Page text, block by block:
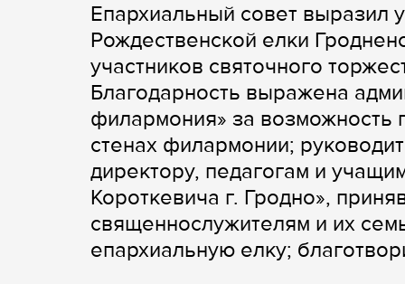
Епархиальный совет выразил
Рождественской елки
участников святочного
Благодарность выражена
филармония» за возможность
стенах филармонии;
директору, педагогам и
Короткевича г. Гродно»,
священнослужителям и их
епархиальную елку;